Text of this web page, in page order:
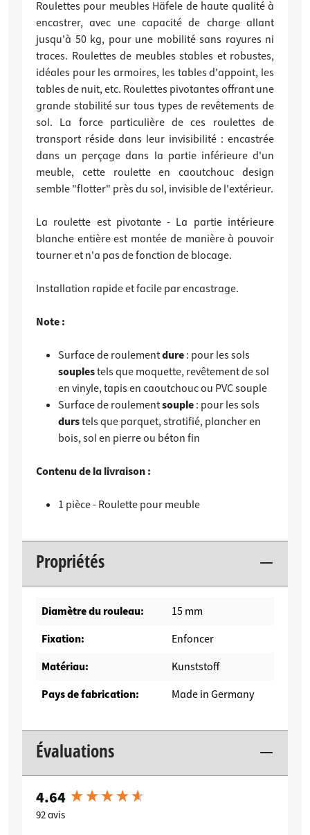
Roulettes pour meubles Häfele de haute qualité à
encastrer, avec une capacité de charge allant
jusqu'à 50 kg, pour une mobilité sans rayures ni
traces. Roulettes de meubles stables et robustes,
idéales pour les armoires, les tables d'appoint, les
tables de nuit, etc. Roulettes pivotantes offrant une
grande stabilité sur tous types de revêtements de
sol. La force particulière de ces roulettes de
transport réside dans leur invisibilité : encastrée
dans un perçage dans la partie inférieure d'un
meuble, cette roulette en caoutchouc design
semble "flotter" près du sol, invisible de l'extérieur.
La roulette est pivotante - La partie intérieure
blanche entière est montée de manière à pouvoir
tourner et n'a pas de fonction de blocage.
Installation rapide et facile par encastrage.
Note :
Surface de roulementdure: pour les sols
souplestels que moquette, revêtement de sol
en vinyle, tapis en caoutchouc ou PVC souple
Surface de roulementsouple: pour les sols
durstels que parquet, stratifié, plancher en
bois, sol en pierre ou béton fin
Contenu de la livraison :
1 pièce - Roulette pour meuble
Propriétés
Diamètre du rouleau:
15 mm
Fixation:
Enfoncer
Matériau:
Kunststoff
Pays de fabrication:
Made in Germany
Évaluations
4.64
92 avis
New content loaded